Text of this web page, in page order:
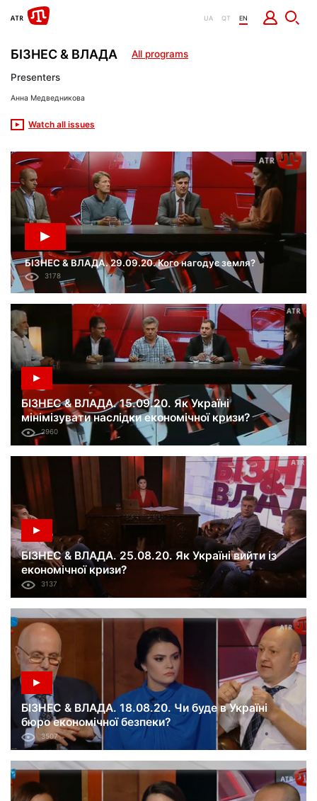
UA QT EN
БІЗНЕС & ВЛАДА All programs
БІЗНЕС & ВЛАДА. 29.09.20. Кого нагодує земля?
3178
БІЗНЕС & ВЛАДА. 15.09.20. Як Україні
мінімізувати наслідки економічної кризи?
2960
БІЗНЕС & ВЛАДА. 25.08.20. Як Україні вийти із
економічної кризи?
3137
БІЗНЕС & ВЛАДА. 18.08.20. Чи буде в Україні
бюро економічної безпеки?
3507
Presenters
Анна Медведникова
Watch all issues